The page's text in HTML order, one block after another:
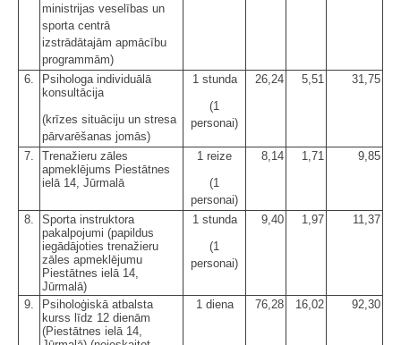
ministrijas veselības un
sporta centrā
izstrādātajām apmācību
programmām)
6.
Psihologa individuālā
konsultācija
(krīzes situāciju un stresa
pārvarēšanas jomās)
1 stunda
(1
personai)
26,24 5,51 31,75
7.
Trenažieru zāles
apmeklējums Piestātnes
ielā 14, Jūrmalā
1 reize
(1
personai)
8,14 1,71 9,85
8.
Sporta instruktora
pakalpojumi (papildus
iegādājoties trenažieru
zāles apmeklējumu
Piestātnes ielā 14,
Jūrmalā)
1 stunda
(1
personai)
9,40 1,97 11,37
9.
Psiholoģiskā atbalsta
kurss līdz 12 dienām
(Piestātnes ielā 14,
1 diena 76,28 16,02 92,30